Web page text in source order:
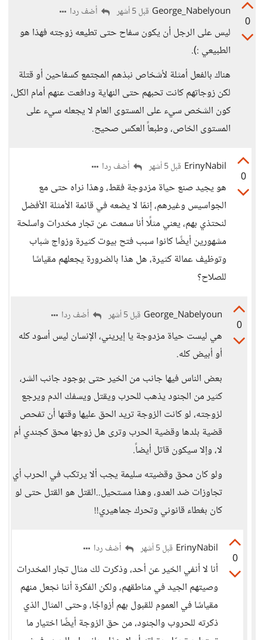
0
George_Nabelyoun قبل 5 أشهر أضف ردا
ليس على الرجل أن يكون سفاح حتى تطيعه زوجته فهذا هو
الطبيعي :).
هناك بالفعل أمثلة لأشخاص نبذهم المجتمع كسفاحين أو قتلة
لكن زوجاتهم كانت تحبهم حتى النهاية ودافعت عنهم أمام الكل،
كون الشخص سيء على المستوى العام لا يجعله سيء على
المستوى الخاص، وطبعاً العكس صحيح.
0
ErinyNabil قبل 5 أشهر أضف ردا
هو يجيد صنع حياة مزدوجة فقط، وهذا نراه حتى مع
الجواسيس وغيرهم، إنمّا لا يضعه في قائمة الأمثلة الأفضل
لنحتذي بهم، يعني مثلًا أنا سمعت عن تجار مخدرات واسلحة
مشهورين أيضًا كانوا سبب فتح بيوت كثيرة وزواج شباب
وتوظيف عمالة كثيرة، هل هذا بالضرورة يجعلهم مقياسًا
للصلاح؟
0
George_Nabelyoun قبل 5 أشهر أضف ردا
هي ليست حياة مزدوجة يا إيريني، الإنسان ليس أسود كله
أو أبيض كله.
بعض الناس فيها جانب من الخير حتى بوجود جانب الشر،
كثير من الجنود يذهب للحرب ويقتل ويسفك الدم ويرجع
لزوجته، لو كانت الزوجة تريد الحق عليها وقتها أن تفحص
قضية بلدها وقضية الحرب وترى هل زوجها محق كجندي أم
لا، وإلا سيكون قاتل أيضاً.
ولو كان محق وقضيته سليمة يجب ألا يرتكب في الحرب أي
تجاوزات ضد العدو، وهذا مستحيل..القتل هو القتل حتى لو
كان بغطاء قانوني وتحرك جماهيري!!
0
ErinyNabil قبل 5 أشهر أضف ردا
أنا لا أنفي الخير عن أحد، وذكرت لك مثال تجار المخدرات
وصيتهم الجيد في مناطقهم، ولكن الفكرة أننا نجعل منهم
مقياسًا في العموم للقبول بهم أزواجًا، وحتى المثال الذي
ذكرته للحروب والجنود، من حق الزوجة أيضًا اختيار ما